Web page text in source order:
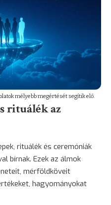
mélyebb megértését segítik elő.
rituálék az
rituálék és ceremóniák
bírnak. Ezek az álmok
mérföldköveit
hagyományokat